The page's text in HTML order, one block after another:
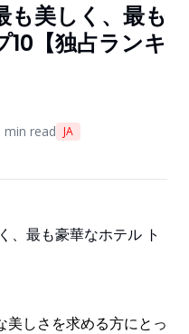
も美しく、最も
【独占ランキ
min read JA
美しさを求める方にとっ